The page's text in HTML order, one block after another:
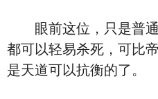
眼前这位，只是普通
都可以轻易杀死，可比
是天道可以抗衡的了。